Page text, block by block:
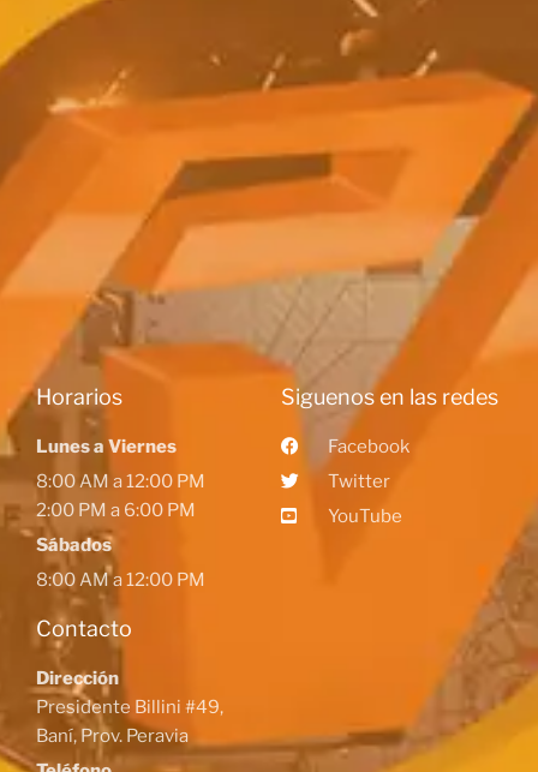
Horarios
Lunes a Viernes
8:00 AM a 12:00 PM
2:00 PM a 6:00 PM
Sábados
8:00 AM a 12:00 PM
Contacto
Dirección
Presidente Billini #49,
Baní, Prov. Peravia
Siguenos en las redes
Facebook
Twitter
YouTube